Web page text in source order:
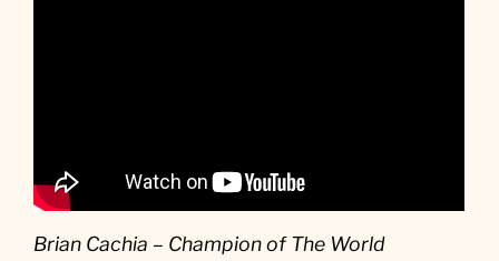
Brian Cachia – Champion of The World